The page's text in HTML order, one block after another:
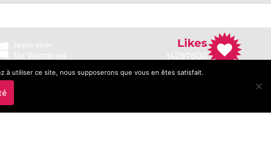
Application
for Windows
Likes
14297600
à utiliser ce site, nous supposerons que vous en êtes satisfait.